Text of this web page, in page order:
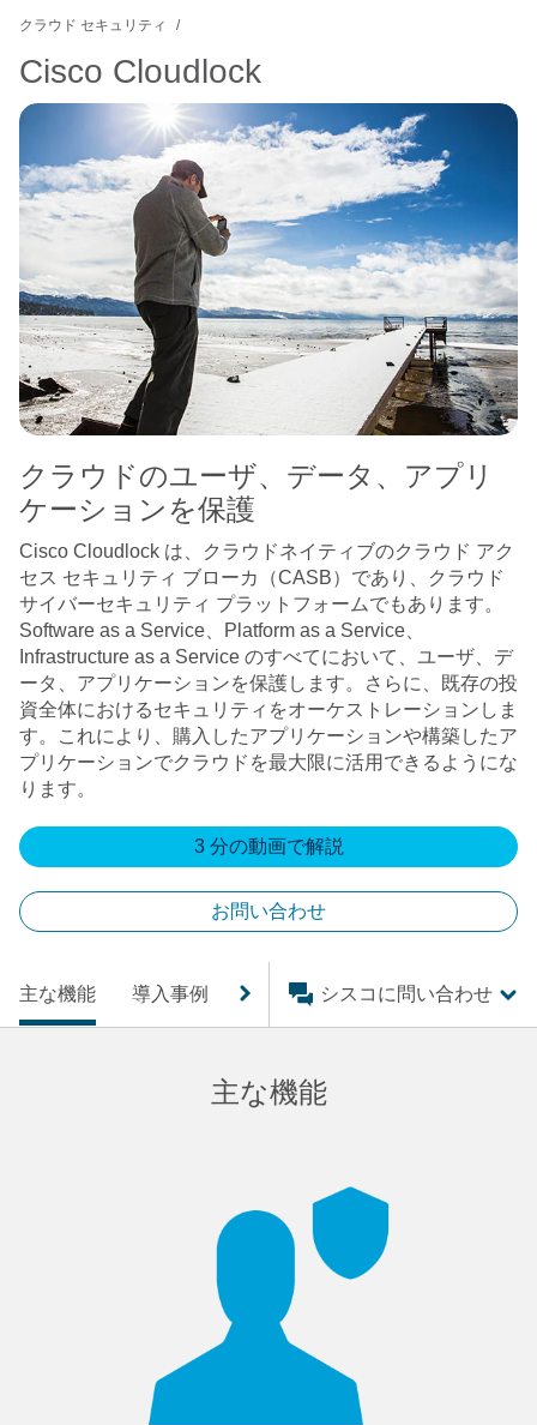
クラウド セキュリティ
Cisco Cloudlock
クラウドのユーザ、データ、アプリ
ケーションを保護
Cisco Cloudlock は、クラウドネイティブのクラウド アク
セス セキュリティ ブローカ（CASB）であり、クラウド
サイバーセキュリティ プラットフォームでもあります。
Software as a Service、Platform as a Service、
Infrastructure as a Service のすべてにおいて、ユーザ、デ
ータ、アプリケーションを保護します。さらに、既存の投
資全体におけるセキュリティをオーケストレーションしま
す。これにより、購入したアプリケーションや構築したア
プリケーションでクラウドを最大限に活用できるようにな
ります。
3 分の動画で解説
お問い合わせ
主な機能 導入事例 製品資料 シスコに問い合わせ
主な機能